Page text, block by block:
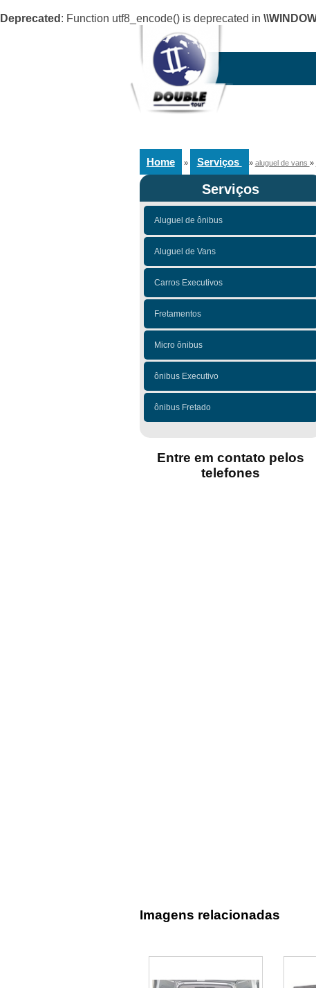
Deprecated : Function utf8_encode() is deprecated in
Home » Serviços » aluguel de vans »
Serviços
Aluguel de ônibus
Aluguel de Vans
Carros Executivos
Fretamentos
Micro ônibus
ônibus Executivo
ônibus Fretado
Entre em contato pelos
telefones
Imagens relacionadas